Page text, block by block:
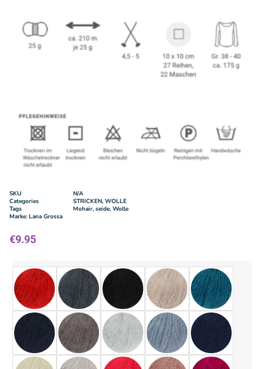
SKU
N/A
Categories
STRICKEN, WOLLE
Tags
Mohair, seide, Wolle
Marke: Lana Grossa
€9.95